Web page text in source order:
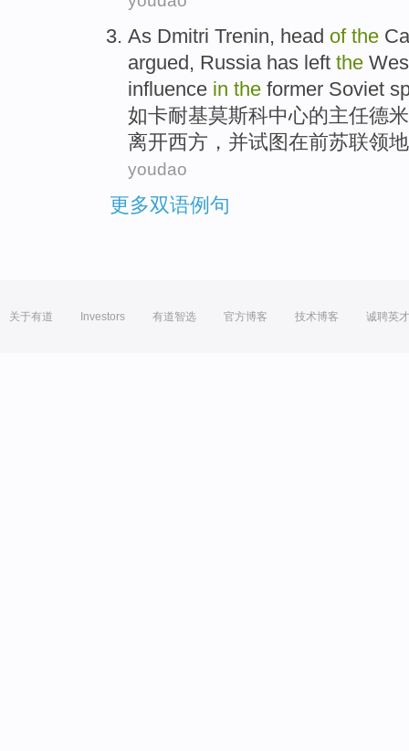
As Dmitri Trenin, head of the
argued, Russia has left the
influence in the former Soviet
如卡耐基莫斯科中心的主任德
离开西方 ， 并试图在前苏联领地
youdao
更多双语例句
关于有道 Investors 有道智选 官方博客 技术博客 诚聘英才